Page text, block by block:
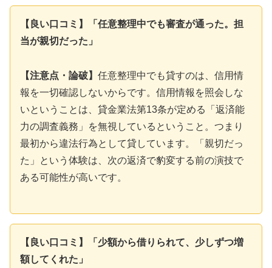
【良い口コミ】「任意整理中でも審査が通った。担
当が親切だった」
【注意点・論破】 任意整理中でも貸すのは、信用情
報を一切確認しないからです。信用情報を照会しな
いということは、貸金業法第13条が定める「返済能
力の調査義務」を無視しているということ。つまり
最初から違法行為として貸しています。「親切だっ
た」という体験は、次の返済で豹変する前の演技で
ある可能性が高いです。
【良い口コミ】「少額から借りられて、少しずつ増
額してくれた」